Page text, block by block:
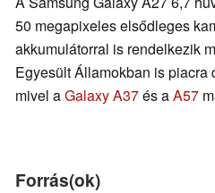
50 megapixeles elsődleges
akkumulátorral is rendelkezik
Egyesült Államokban is piacra
mivel aGalaxy A37és aA57
Forrás(ok)